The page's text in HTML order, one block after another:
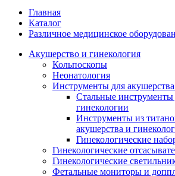
Главная
Каталог
Различное медицинское
Акушерство и гинекология
Кольпоскопы
Неонатология
Инструменты для
Стальные инструменты
гинекологии
Инструменты из
акушерства и
Гинекологические
Гинекологические
Гинекологические
Фетальные мониторы и